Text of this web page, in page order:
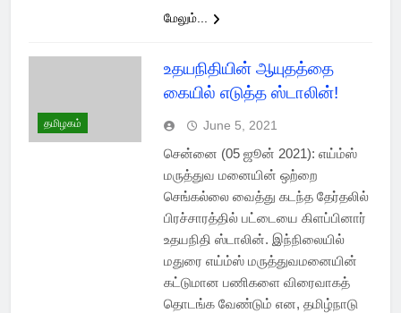
மேலும்...
தமிழகம்
உதயநிதியின் ஆயுதத்தை
கையில் எடுத்த ஸ்டாலின்!
June 5, 2021
சென்னை (05 ஜூன் 2021): எய்ம்ஸ்
மருத்துவ மனையின் ஒற்றை
செங்கல்லை வைத்து கடந்த தேர்தலில்
பிரச்சாரத்தில் பட்டையை கிளப்பினார்
உதயநிதி ஸ்டாலின். இந்நிலையில்
மதுரை எய்ம்ஸ் மருத்துவமனையின்
கட்டுமான பணிகளை விரைவாகத்
தொடங்க வேண்டும் என, தமிழ்நாடு